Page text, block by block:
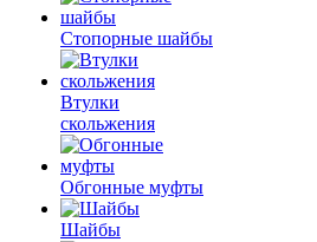
Стопорные шайбы
Втулки
скольжения
Обгонные муфты
Шайбы